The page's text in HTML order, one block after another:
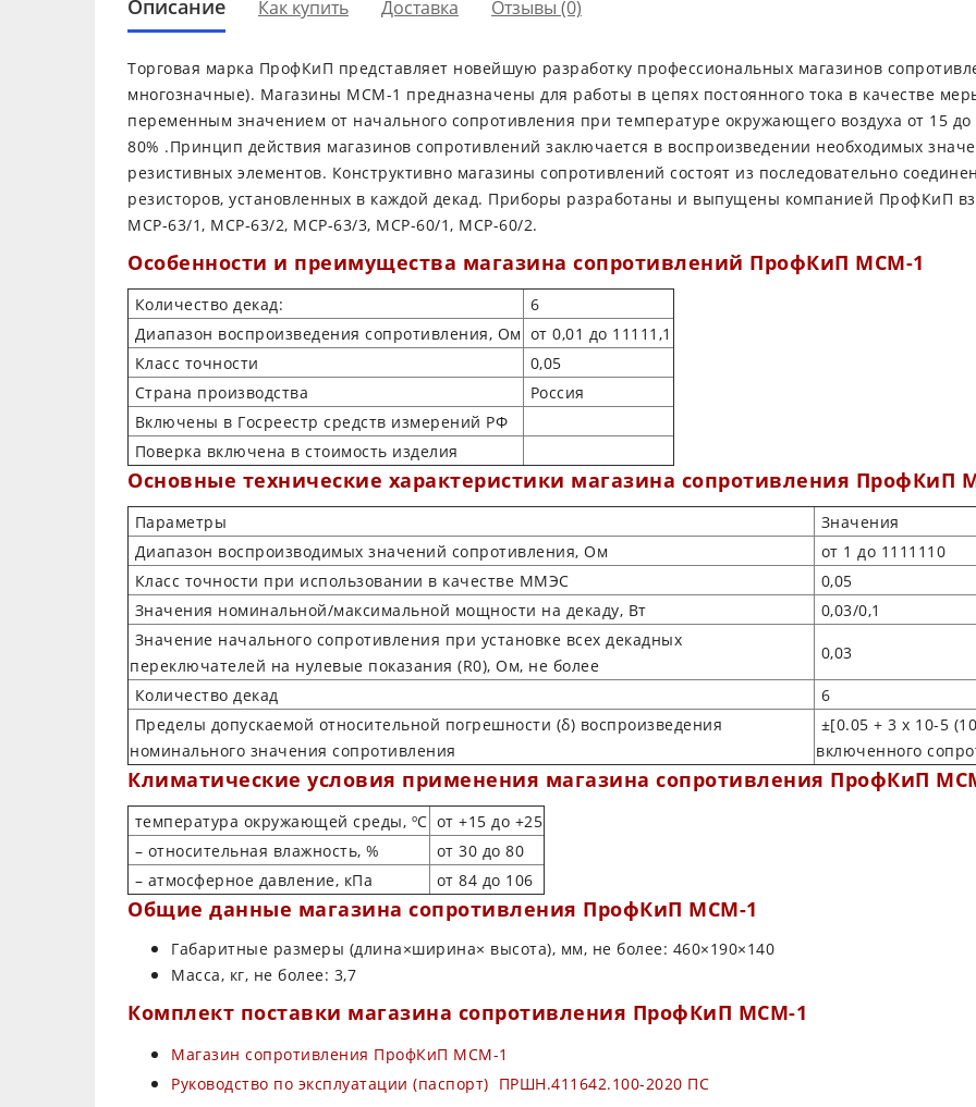
Описание Как купить Доставка Отзывы (0)
Торговая марка ПрофКиП представляет новейшую разработку профессиональных магазинов
многозначные). Магазины МСМ-1 предназначены для работы в цепях постоянного тока в качестве
переменным значением от начального сопротивления при температуре окружающего воздуха от 15 до
80% .Принцип действия магазинов сопротивлений заключается в воспроизведении необходимых
резистивных элементов. Конструктивно магазины сопротивлений состоят из последовательно
резисторов, установленных в каждой декад. Приборы разработаны и выпущены компанией ПрофКиП
МСР-63/1, МСР-63/2, МСР-63/3, МСР-60/1, МСР-60/2.
Особенности и преимущества магазина сопротивлений ПрофКиП МСМ-1
Количество декад:
6
Диапазон воспроизведения сопротивления, Ом от 0,01 до 11111,1
Класс точности
0,05
Страна производства
Россия
Включены в Госреестр средств измерений РФ
Поверка включена в стоимость изделия
Основные технические характеристики магазина сопротивления ПрофКиП
Параметры
Значения
Диапазон воспроизводимых значений сопротивления, Ом
от 1 до 1111110
Класс точности при использовании в качестве ММЭС
0,05
Значения номинальной/максимальной мощности на декаду, Вт
0,03/0,1
Значение начального сопротивления при установке всех декадных
переключателей на нулевые показания (R0), Ом, не более
0,03
Количество декад
6
Пределы допускаемой относительной погрешности (δ) воспроизведения
номинального значения сопротивления
±[0.05 + 3 х 10-5
включенного
Климатические условия применения магазина сопротивления ПрофКиП
температура окружающей среды, ºС от +15 до +25
– относительная влажность, %
от 30 до 80
– атмосферное давление, кПа
от 84 до 106
Общие данные магазина сопротивления ПрофКиП МСМ-1
Габаритные размеры (длина×ширина× высота), мм, не более: 460×190×140
Масса, кг, не более: 3,7
Комплект поставки магазина сопротивления ПрофКиП МСМ-1
Магазин сопротивления ПрофКиП МСМ-1
Руководство по эксплуатации (паспорт) ПРШН.411642.100-2020 ПС